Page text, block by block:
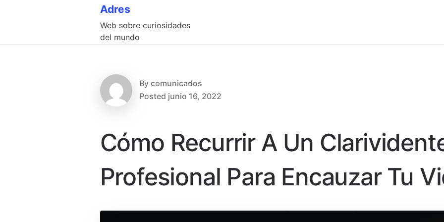
Adres
Web sobre curiosidades
del mundo
By comunicados
Posted junio 16, 2022
Cómo Recurrir A Un
Profesional Para Encauzar Tu